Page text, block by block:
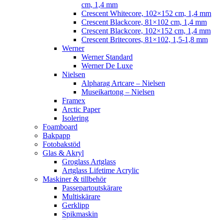
cm, 1,4 mm
Crescent Whitecore, 102×152 cm, 1,4 mm
Crescent Blackcore, 81×102 cm, 1,4 mm
Crescent Blackcore, 102×152 cm, 1,4 mm
Crescent Britecores, 81×102, 1,5-1,8 mm
Werner
Werner Standard
Werner De Luxe
Nielsen
Alpharag Artcare – Nielsen
Museikartong – Nielsen
Framex
Arctic Paper
Isolering
Foamboard
Bakpapp
Fotobakstöd
Glas & Akryl
Groglass Artglass
Artglass Lifetime Acrylic
Maskiner & tillbehör
Passepartoutskärare
Multiskärare
Gerklipp
Spikmaskin